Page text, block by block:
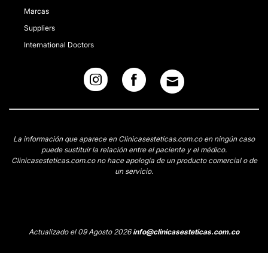
Marcas
Suppliers
International Doctors
La información que aparece en Clinicasesteticas.com.co en ningún caso
puede sustituir la relación entre el paciente y el médico.
Clinicasesteticas.com.co no hace apología de un producto comercial o de
un servicio.
Actualizado el 09 Agosto 2026info@clinicasesteticas.com.co